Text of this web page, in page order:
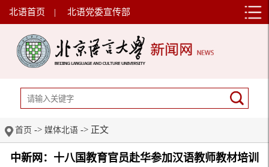
北语首页 | 北语党委宣传部
首页 -> 媒体北语 -> 正文
中新网：十八国教育官员赴华参加汉语教师教材培训